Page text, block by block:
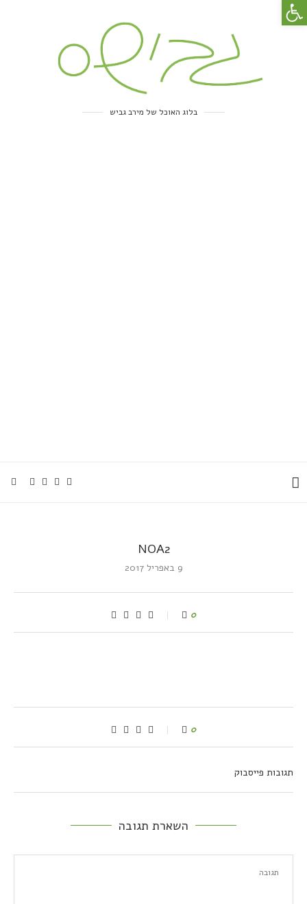
בלוג האוכל של מירב גביש
NOA2
9 באפריל 2017
0
0
תגובות פייסבוק
השארת תגובה